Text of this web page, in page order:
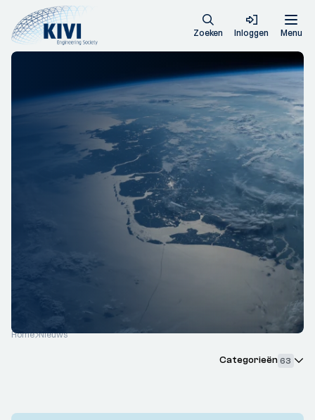
Zoeken Inloggen Menu
Home Nieuws
Categorieën 63